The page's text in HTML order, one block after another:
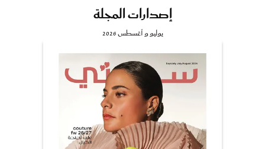
إصدارات المجلة
يوليو و أغسطس 2026